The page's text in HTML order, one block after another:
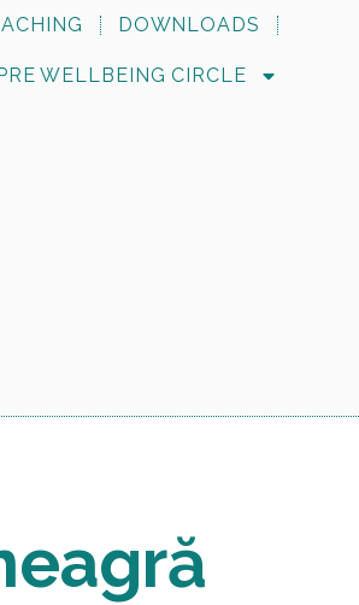
DOWNLOADS
WELLBEING CIRCLE